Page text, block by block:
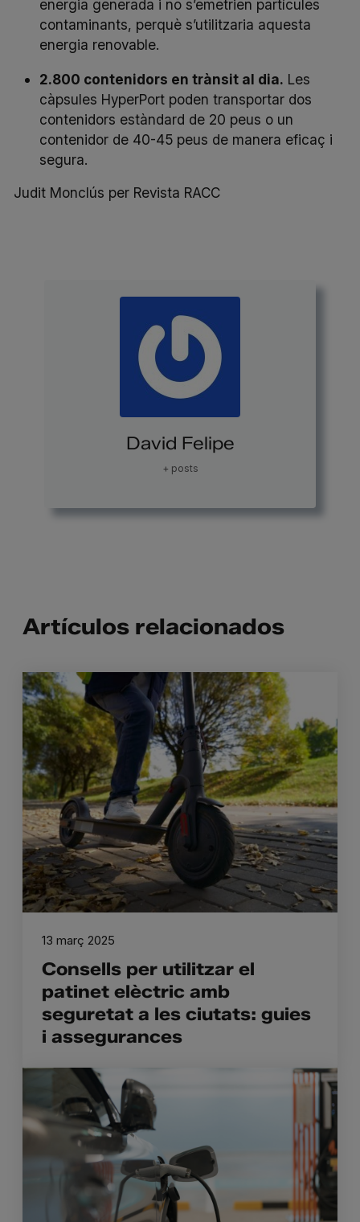
energia generada i no s’emetrien partícules
contaminants, perquè s’utilitzaria aquesta
energia renovable.
2.800 contenidors en trànsit al dia. Les
càpsules HyperPort poden transportar dos
contenidors estàndard de 20 peus o un
contenidor de 40-45 peus de manera eficaç i
segura.
Judit Monclús per Revista RACC
David Felipe
+ posts
Artículos relacionados
Consells per utilitzar el
patinet elèctric amb
seguretat a les ciutats: guies
i assegurances
13 març 2025